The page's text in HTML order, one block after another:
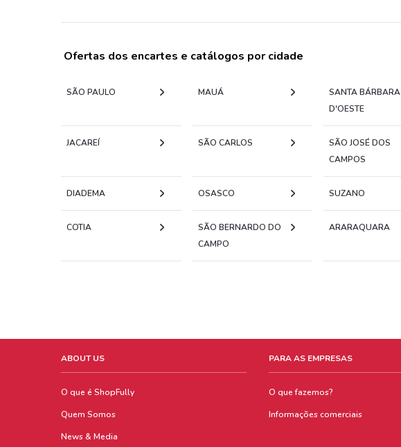
Ofertas dos encartes e catálogos por cidade
SÃO PAULO MAUÁ
SANTA BÁRBARA
D'OESTE
JACAREÍ SÃO CARLOS
SÃO JOSÉ DOS
CAMPOS
DIADEMA OSASCO SUZANO
COTIA
SÃO BERNARDO DO
CAMPO
ARARAQUARA
ABOUT US
O que é ShopFully
Quem Somos
News & Media
PARA AS EMPRESAS
O que fazemos?
Informações comerciais